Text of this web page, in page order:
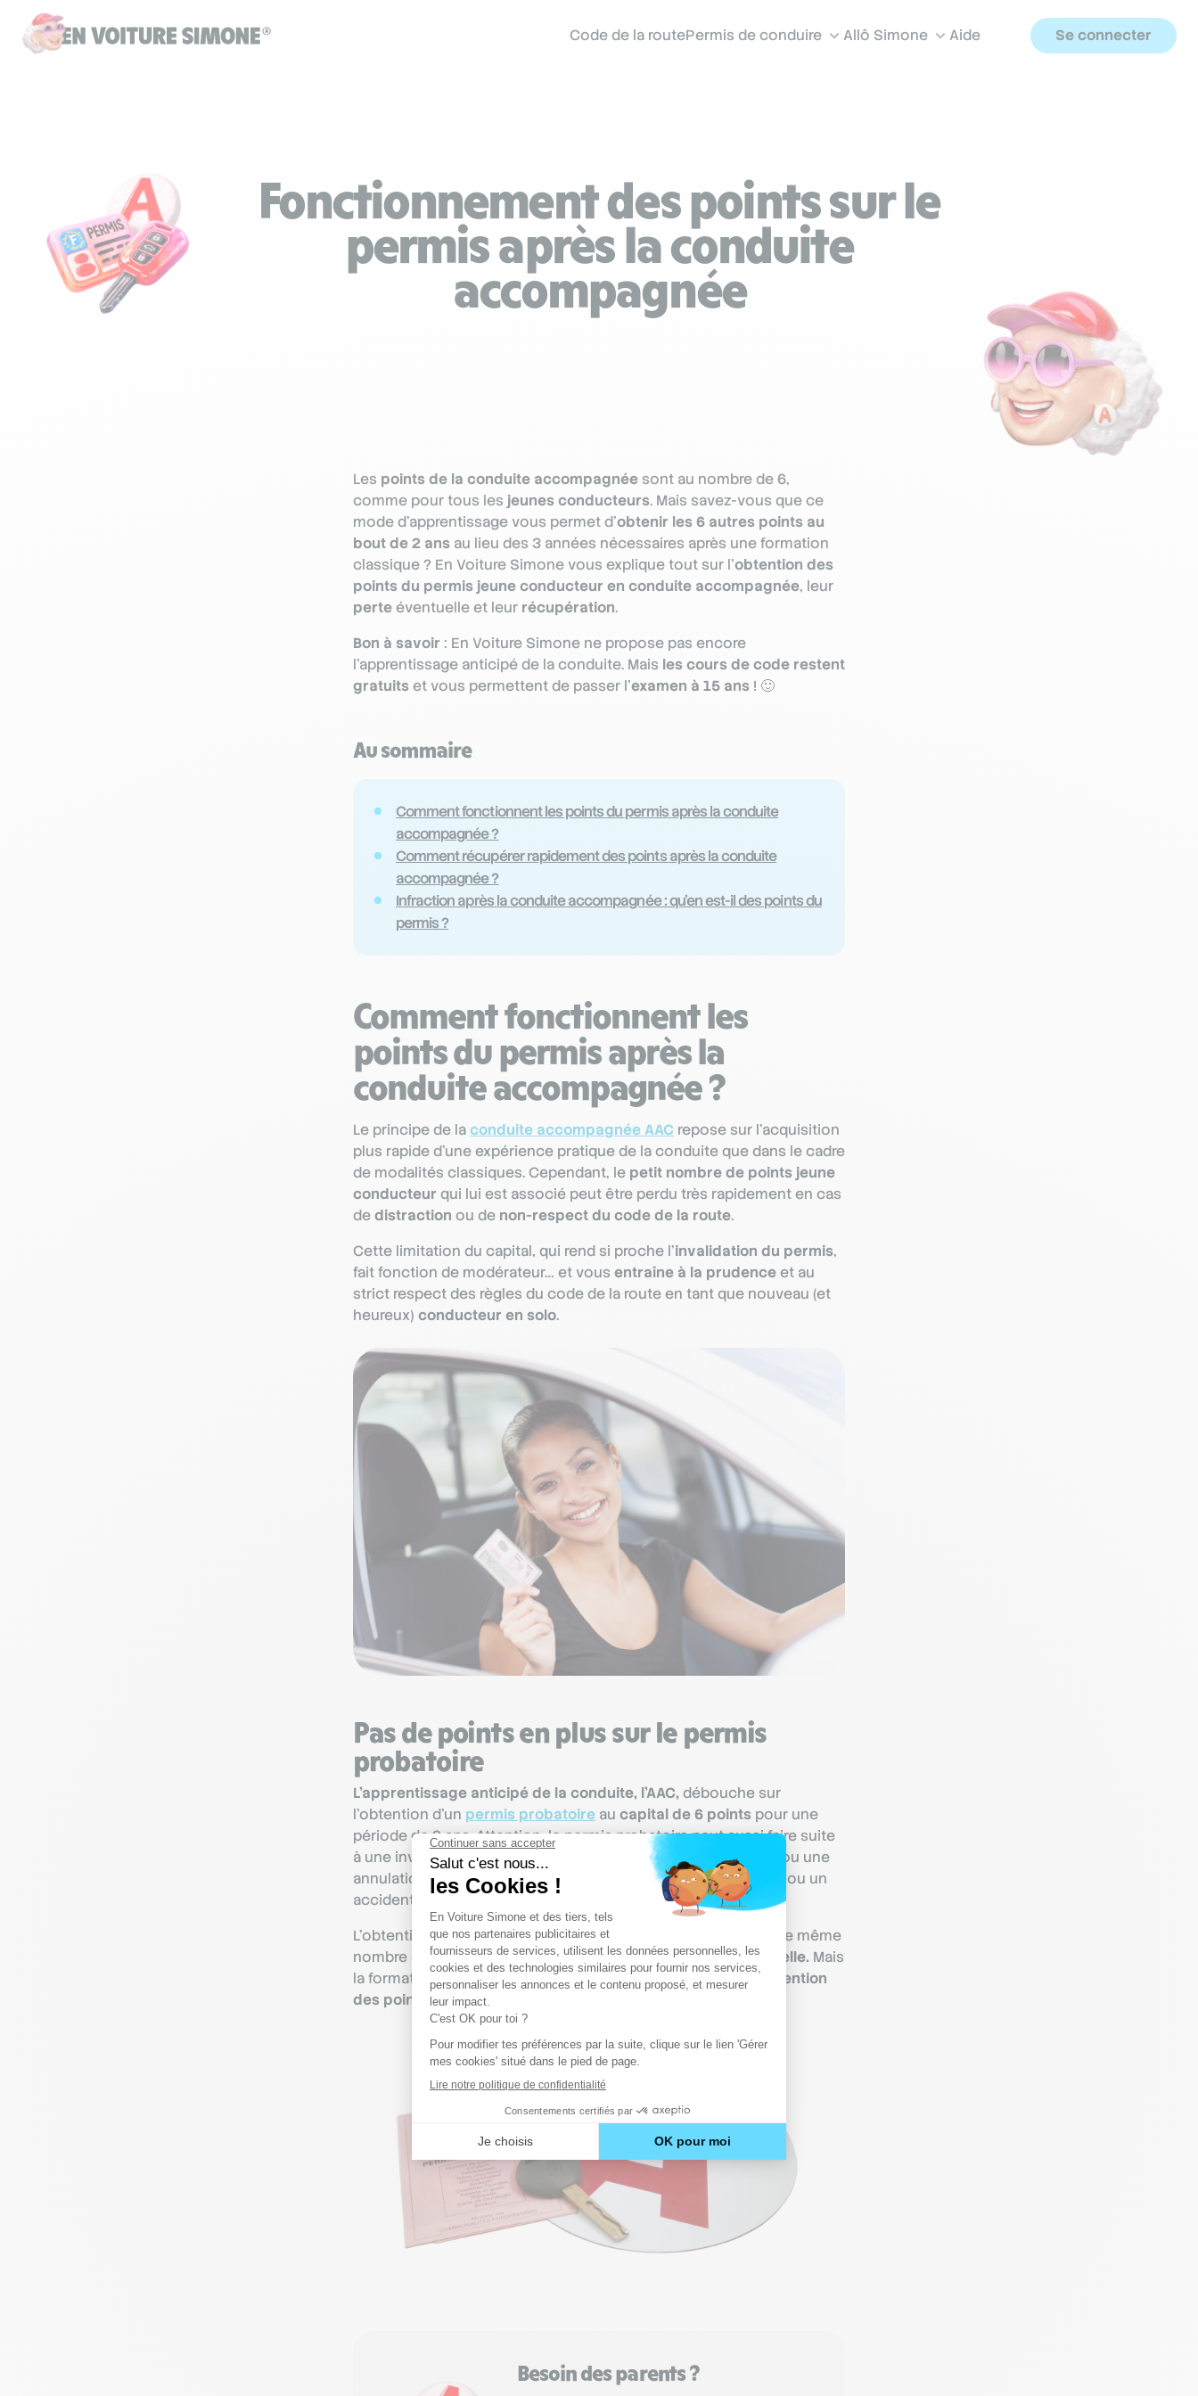
Code de la routePermis de conduire Allô Simone Aide Se connecter
Fonctionnement des points sur le
permis après la conduite
accompagnée
Les points de la conduite accompagnée sont au nombre de 6,
comme pour tous les jeunes conducteurs. Mais savez-vous que ce
mode d’apprentissage vous permet d’obtenir les 6 autres points au
bout de 2 ans au lieu des 3 années nécessaires après une formation
classique ? En Voiture Simone vous explique tout sur l’obtention des
points du permis jeune conducteur en conduite accompagnée, leur
perteéventuelle et leur récupération.
Bon à savoir : En Voiture Simone ne propose pas encore
l'apprentissage anticipé de la conduite. Mais les cours de code restent
gratuitset vous permettent de passer l’examen à 15 ans ! 🙂
Au sommaire
Comment fonctionnent les points du permis après la conduite
accompagnée ?
Comment récupérer rapidement des points après la conduite
accompagnée ?
Infraction après la conduite accompagnée : qu’en est-il des points du
permis ?
Comment fonctionnent les
points du permis après la
conduite accompagnée ?
Le principe de laconduite accompagnée AAC repose sur l’acquisition
plus rapide d’une expérience pratique de la conduite que dans le cadre
de modalités classiques. Cependant, le petit nombre de points jeune
conducteur qui lui est associé peut être perdu très rapidement en cas
dedistraction ou de non-respect du code de la route.
Cette limitation du capital, qui rend si proche l’invalidation du permis,
fait fonction de modérateur… et vous entraîne à la prudenceet au
strict respect des règles du code de la route en tant que nouveau (et
heureux) conducteur en solo.
Pas de points en plus sur le permis
probatoire
L’apprentissage anticipé de la conduite, l’AAC, débouche sur
l’obtention d’un permis probatoire au capital de 6 points pour une
période de 2 ans. Attention, le permis probatoire peut aussi faire suite
à une invalidation (perte de tous les points des conducteurs) ou une
annulation dupermis définitif (par le juge après une infraction ou un
accident grave).
L’obtention de l’attestation deréussite au permis
en apporte le même
nombre que laconduite supervisée ou laconduite traditionnelle. Mais
la formation en conduite AAC se distingue par le rythmed’obtention
des points de permis en totalité.
Besoin des parents ?